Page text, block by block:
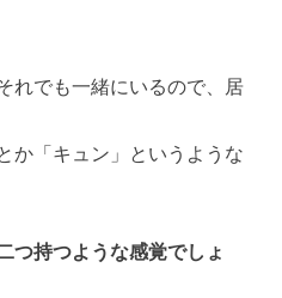
れでも一緒にいるので、居
か「キュン」というような
つ持つような感覚でしょ